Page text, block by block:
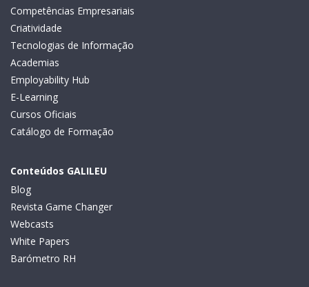
Competências Empresariais
Criatividade
Tecnologias de Informação
Academias
Employability Hub
E-Learning
Cursos Oficiais
Catálogo de Formação
Conteúdos GALILEU
Blog
Revista Game Changer
Webcasts
White Papers
Barómetro RH